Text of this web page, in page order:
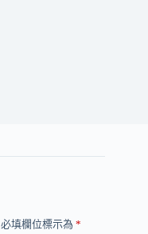
必填欄位標示為 *